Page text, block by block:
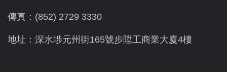
傳真：(852) 2729 3330
地址：深水埗元州街165號步陞工商業大廈4樓